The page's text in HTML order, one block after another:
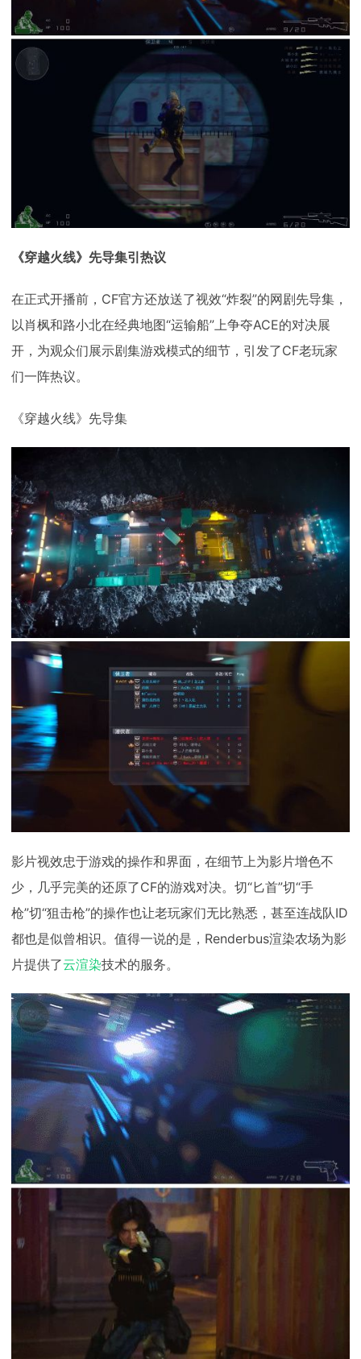
《穿越火线》先导集引热议
在正式开播前，CF官方还放送了视效“炸裂”的网剧先导集，
以肖枫和路小北在经典地图“运输船”上争夺ACE的对决展
开，为观众们展示剧集游戏模式的细节，引发了CF老玩家
们一阵热议。
《穿越火线》先导集
影片视效忠于游戏的操作和界面，在细节上为影片增色不
少，几乎完美的还原了CF的游戏对决。切“匕首”切“手
枪”切“狙击枪”的操作也让老玩家们无比熟悉，甚至连战队ID
都也是似曾相识。值得一说的是，Renderbus渲染农场为影
片提供了云渲染技术的服务。